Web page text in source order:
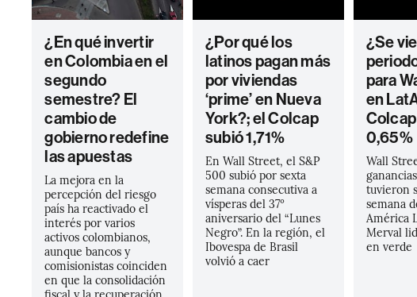
¿En qué invertir
en Colombia en el
segundo
semestre? El
cambio de
gobierno redefine
las apuestas
La mejora en la
percepción del riesgo
país ha reactivado el
interés por varios
activos colombianos,
aunque bancos y
comisionistas coinciden
en que la consolidación
fiscal y la recuperación
¿Por qué los
latinos pagan más
por viviendas
‘prime’ en Nueva
York?; el Colcap
subió 1,71%
En Wall Street, el S&P
500 subió por sexta
semana consecutiva a
vísperas del 37º
aniversario del “Lunes
Negro”. En la región, el
Ibovespa de Brasil
volvió a caer
¿Se
para
en
0,65%
Wall
tuvieron
semana
América
Merval
en verde